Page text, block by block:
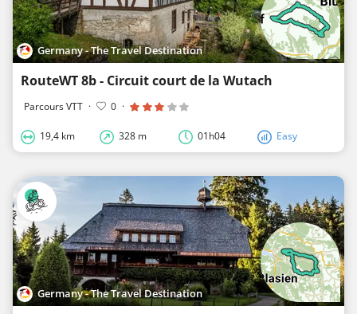
Germany - The Travel Destination
RouteWT 8b - Circuit court de la Wutach
Parcours VTT · 0 ·
19,4 km 328 m 01h04 Easy
Germany - The Travel Destination